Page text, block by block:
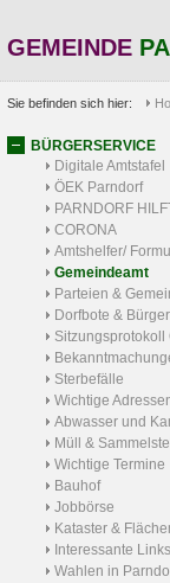
GEMEINDE
Sie befinden sich hier:
BÜRGERSERVICE
Digitale Amtstafel
ÖEK Parndorf
PARNDORF
CORONA
Amtshelfer/
Gemeindeamt
Parteien &
Dorfbote &
Sitzungsprotokoll
Sterbefälle
Wichtige
Abwasser und
Müll &
Wichtige Termine
Bauhof
Jobbörse
Kataster &
Interessante Links
Wahlen in